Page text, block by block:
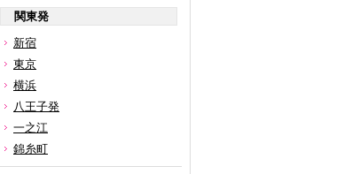
関東発
新宿
東京
横浜
八王子発
一之江
錦糸町